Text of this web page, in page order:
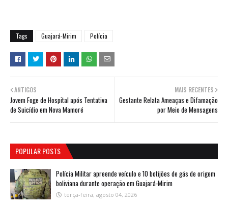
Tags Guajará-Mirim Polícia
MAIS RECENTES
Gestante Relata Ameaças e Difamação
por Meio de Mensagens
ANTIGOS
Jovem Foge de Hospital após Tentativa
de Suicídio em Nova Mamoré
POPULAR POSTS
Polícia Militar apreende veículo e 10 botijões de gás de origem
boliviana durante operação em Guajará-Mirim
terça-feira, agosto 04, 2026